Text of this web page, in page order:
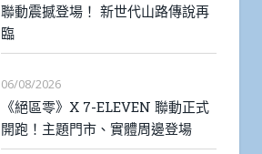
聯動震撼登場！ 新世代山路傳說再
臨
06/08/2026
《絕區零》X 7-ELEVEN 聯動正式
開跑！主題門市、實體周邊登場